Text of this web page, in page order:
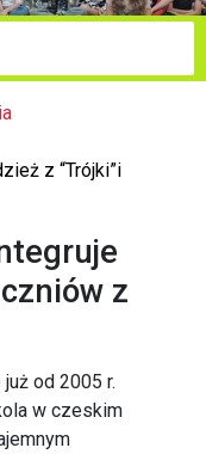
z “Trójki”i
z
od 2005 r.
w czeskim